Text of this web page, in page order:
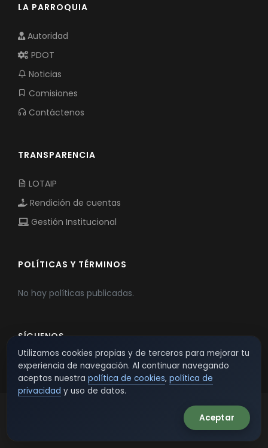
LA PARROQUIA
Autoridad
PDOT
Noticias
Comisiones
Contáctenos
TRANSPARENCIA
LOTAIP
Rendición de cuentas
Gestión Institucional
POLÍTICAS Y TÉRMINOS
No hay políticas publicadas.
SÍGUENOS
© 2026 TSW - TecnoServiWeb. All Rights Reserved.
Utilizamos cookies propias y de terceros para mejorar tu
experiencia de navegación. Al continuar navegando
aceptas nuestra política de cookies, política de
privacidad y uso de datos.
Aceptar